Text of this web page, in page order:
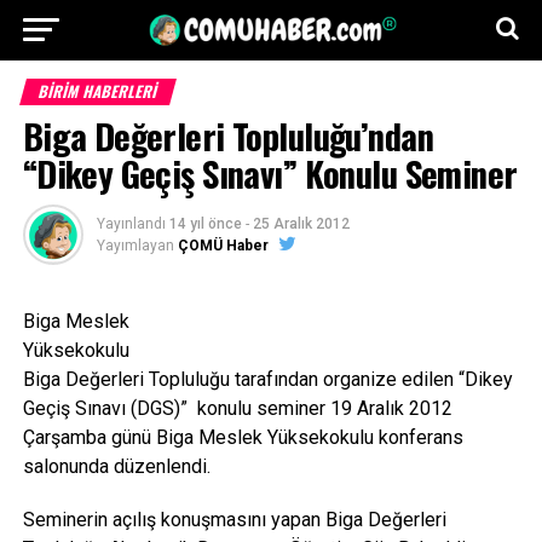
BİRİM HABERLERİ
Biga Değerleri Topluluğu’ndan
“Dikey Geçiş Sınavı” Konulu Seminer
Yayınlandı 14 yıl önce - 25 Aralık 2012
Yayımlayan ÇOMÜ Haber
Biga Meslek
Yüksekokulu
Biga Değerleri Topluluğu tarafından organize edilen “Dikey
Geçiş Sınavı (DGS)” konulu seminer 19 Aralık 2012
Çarşamba günü Biga Meslek Yüksekokulu konferans
salonunda düzenlendi.
Seminerin açılış konuşmasını yapan Biga Değerleri